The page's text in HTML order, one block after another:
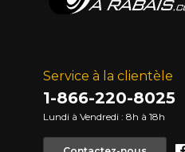
Service à la clientèle
1-866-220-8025
Lundi à Vendredi : 8h à 18h